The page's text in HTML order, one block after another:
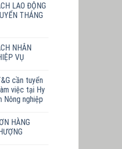
LAO ĐỘNG
THÁNG
NHÂN
VỤ
cần tuyển
việc tại Hy
Nông nghiệp
HÀNG